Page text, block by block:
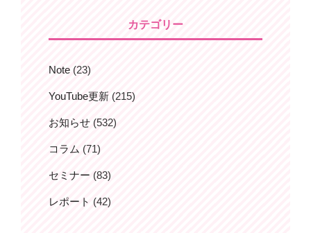
カテゴリー
Note (23)
YouTube更新 (215)
お知らせ (532)
コラム (71)
セミナー (83)
レポート (42)